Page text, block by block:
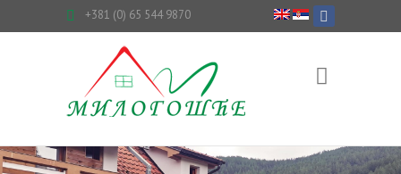
+381 (0) 65 544 9870